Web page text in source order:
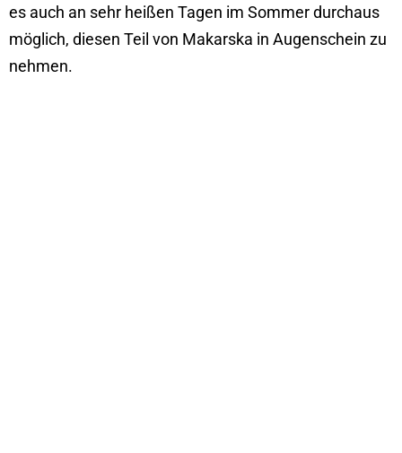
es auch an sehr heißen Tagen im Sommer durchaus
möglich, diesen Teil von Makarska in Augenschein zu
nehmen.